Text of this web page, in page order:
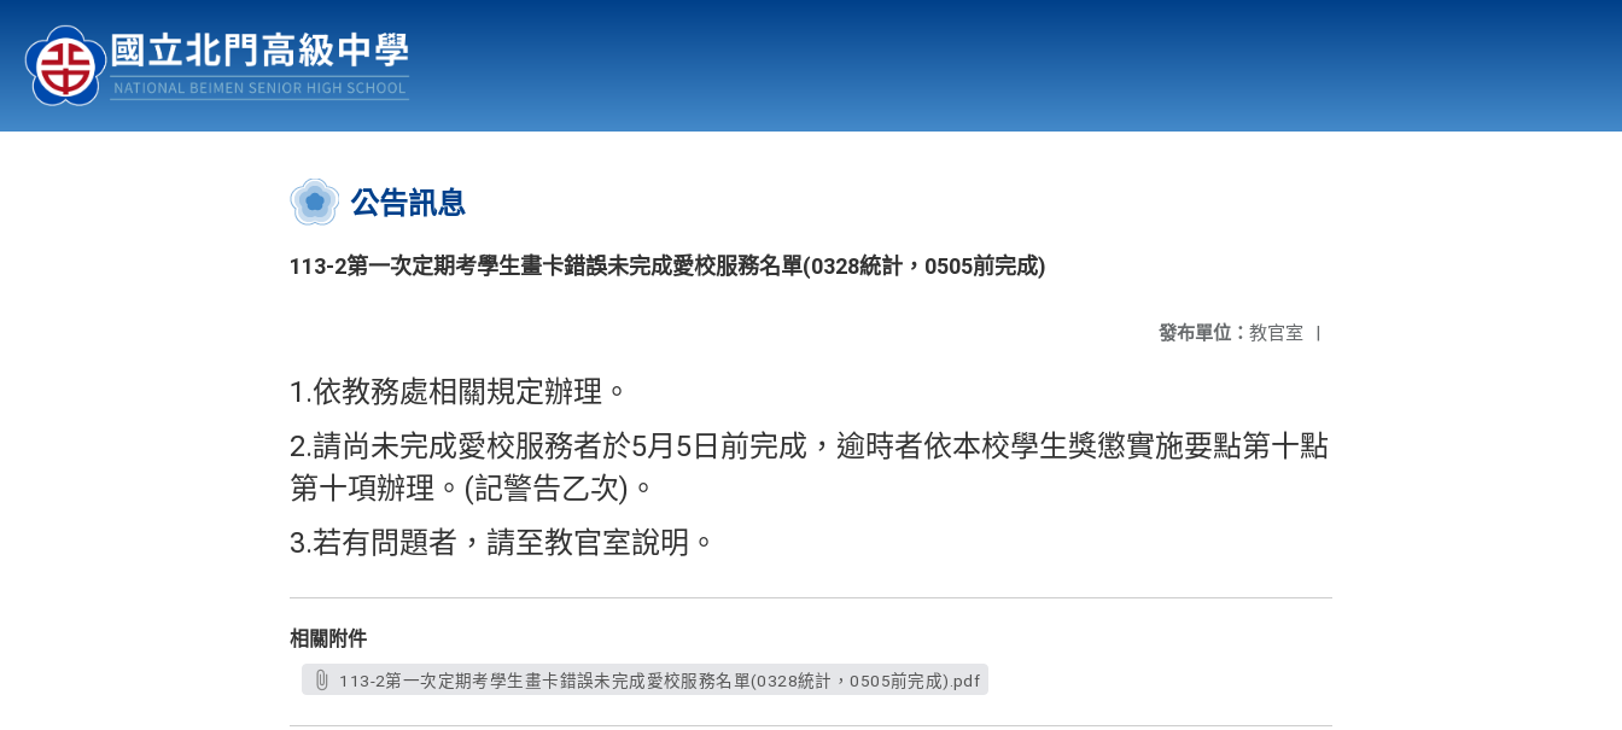
認識北中 行事曆
:::
公告訊息
113-2第一次定期考學生畫卡錯誤未完成愛校服務名單(0328統計，0505前完成)
發布單位： 教官室 |
1.依教務處相關規定辦理。
2.請尚未完成愛校服務者於5月5日前完成，逾時者依本校學生獎懲實施要點第十點
第十項辦理。(記警告乙次)。
3.若有問題者，請至教官室說明。
相關附件
113-2第一次定期考學生畫卡錯誤未完成愛校服務名單(0328統計，0505前完成).pdf